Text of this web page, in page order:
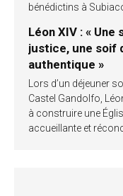
bénédictins à
Léon XIV : « Une
justice, une soif
authentique »
Lors d’un déjeuner
Castel Gandolfo,
à construire une
accueillante et